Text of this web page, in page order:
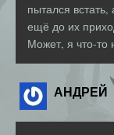
пытался
ещё до их
Может, я что-
АНДРЕЙ